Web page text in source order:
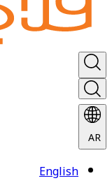
AR
English